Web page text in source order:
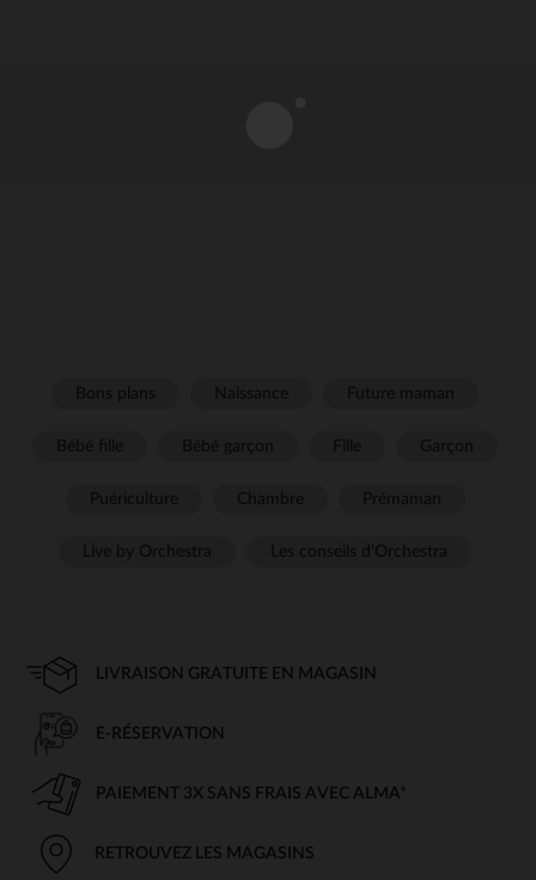
LIVRAISON GRATUITE EN MAGASIN
E-RÉSERVATION
PAIEMENT 3X SANS FRAIS AVEC ALMA*
RETROUVEZ LES MAGASINS